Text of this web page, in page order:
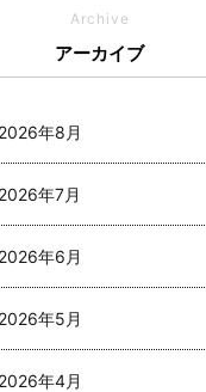
Archive
アーカイブ
2026年8月
2026年7月
2026年6月
2026年5月
2026年4月